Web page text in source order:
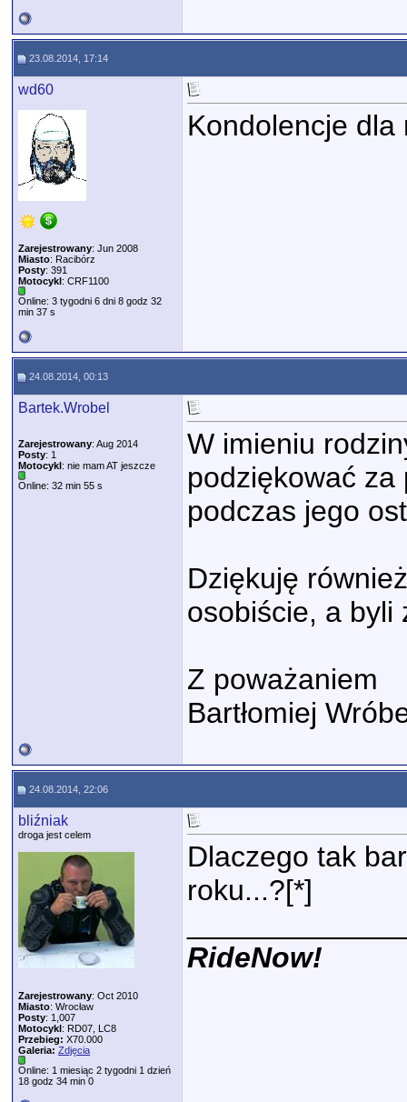
23.08.2014, 17:14
wd60
Zarejestrowany: Jun 2008
Miasto: Racibórz
Posty: 391
Motocykl: CRF1100
Online: 3 tygodni 6 dni 8 godz 32
min 37 s
Kondolencje dla
24.08.2014, 00:13
Bartek.Wrobel
Zarejestrowany: Aug 2014
Posty: 1
Motocykl: nie mam AT jeszcze
Online: 32 min 55 s
W imieniu
podziękować
podczas jego
Dziękuję
osobiście, a byli
Z poważaniem
Bartłomiej
24.08.2014, 22:06
bliźniak
droga jest celem
Zarejestrowany: Oct 2010
Miasto: Wrocław
Posty: 1,007
Motocykl: RD07, LC8
Przebieg: X70.000
Galeria: Zdjęcia
Online: 1 miesiąc 2 tygodni 1 dzień
18 godz 34 min 0
Dlaczego tak
roku...?[*]
RideNow!